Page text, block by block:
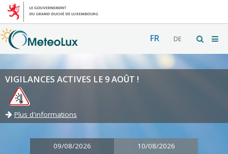
FR DE
VIGILANCES ACTIVES LE 9 AOÛT !
Plus d'informations
09/08/2026 10/08/2026